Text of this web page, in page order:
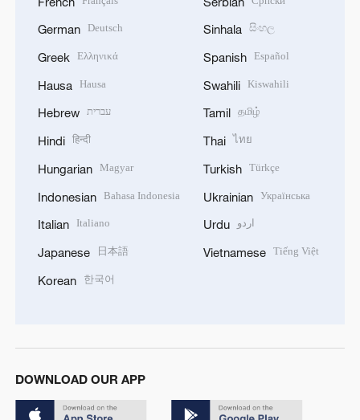
German Deutsch
Greek Ελληνικά
Hausa Hausa
Hebrew עברית
Hindi हिन्दी
Hungarian Magyar
Indonesian Bahasa Indonesia
Italian Italiano
Japanese 日本語
Korean 한국어
Sinhala සිංහල
Spanish Español
Swahili Kiswahili
Tamil தமிழ்
Thai ไทย
Turkish Türkçe
Ukrainian Українська
Urdu اردو
Vietnamese Tiếng Việt
DOWNLOAD OUR APP